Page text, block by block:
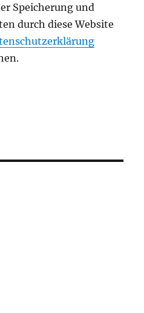
Speicherung und
durch diese Website